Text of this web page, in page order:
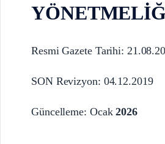
Resmi Gazete Tarihi:
SON Revizyon: 04.12.2019
Güncelleme: Ocak2026